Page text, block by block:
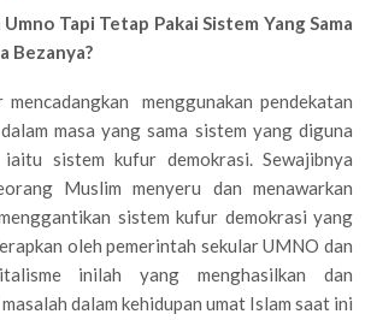
Tapi Tetap Pakai Sistem Yang Sama
Bezanya?
menggunakan pendekatan
masa yang sama sistem yang diguna
sistem kufur demokrasi. Sewajibnya
Muslim menyeru dan menawarkan
sistem kufur demokrasi yang
oleh pemerintah sekular UMNO dan
inilah yang menghasilkan dan
dalam kehidupan umat Islam saat ini